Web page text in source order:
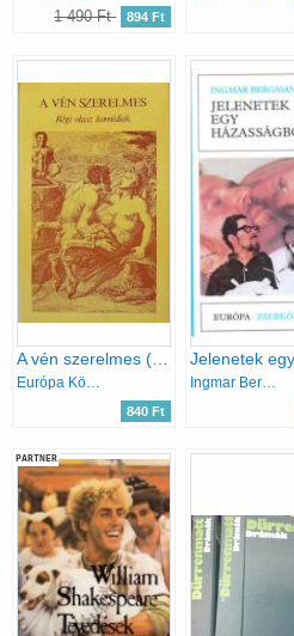
1 490 Ft 894 Ft
840 Ft
PARTNER